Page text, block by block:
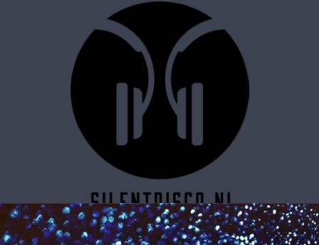
SILENT DISCO RESERVEREN